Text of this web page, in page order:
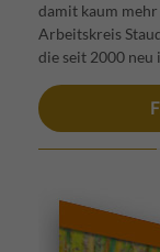
damit kaum
Arbeitskreis
die seit 2000 neu